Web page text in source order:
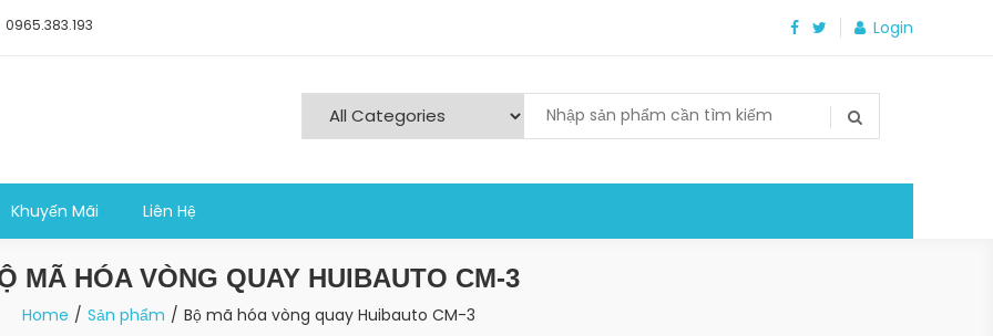
0965.383.193 Login
Khuyến Mãi Liên Hệ
MÃ HÓA VÒNG QUAY HUIBAUTO CM-3
Home Sản phẩm Bộ mã hóa vòng quay Huibauto CM-3